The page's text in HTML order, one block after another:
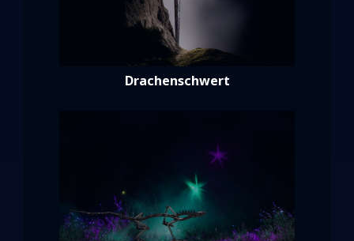
Drachenschwert